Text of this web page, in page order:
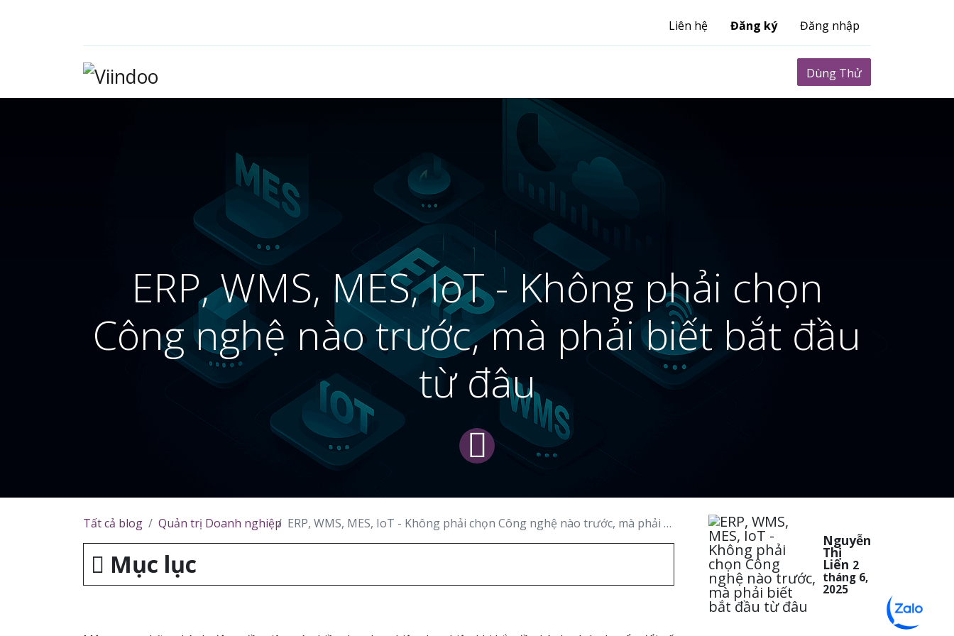
Liên hệ Đăng ký Đăng nhập
Dùng Thử
ERP, WMS, MES, IoT - Không phải chọn
Công nghệ nào trước, mà phải biết bắt đầu
từ đâu
Tất cả blog Quản trị Doanh nghiệp ERP, WMS, MES, IoT - Không phải chọn Công nghệ nào trước, mà phải biết bắt đầu từ đâu
Mục lục
Nguyễn
Thị
Liên 2
tháng 6,
2025